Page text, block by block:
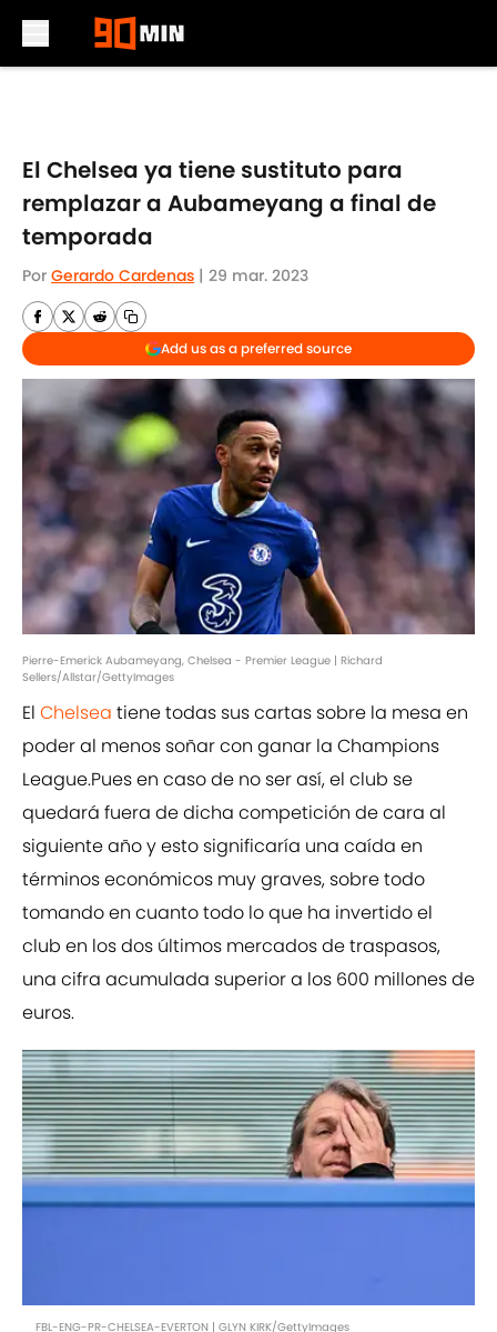
El Chelsea ya tiene sustituto para
remplazar a Aubameyang a final de
temporada
Por Gerardo Cardenas | 29 mar. 2023
Add us as a preferred source
Pierre-Emerick Aubameyang, Chelsea - Premier League | Richard
Sellers/Allstar/GettyImages
El Chelsea tiene todas sus cartas sobre la mesa en
poder al menos soñar con ganar la Champions
League.Pues en caso de no ser así, el club se
quedará fuera de dicha competición de cara al
siguiente año y esto significaría una caída en
términos económicos muy graves, sobre todo
tomando en cuanto todo lo que ha invertido el
club en los dos últimos mercados de traspasos,
una cifra acumulada superior a los 600 millones de
euros.
FBL-ENG-PR-CHELSEA-EVERTON | GLYN KIRK/GettyImages